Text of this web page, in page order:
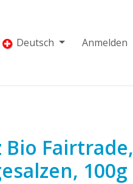
Deutsch Anmelden
Bio Fairtrade,
100g